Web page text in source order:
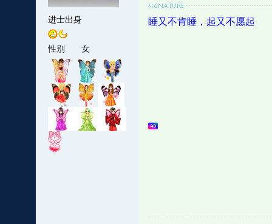
进士出身
性别 女
睡又不肯睡，起又不愿起